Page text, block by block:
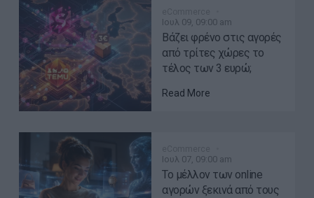
Ιουλ 09, 09:00 am
Βάζει φρένο στις αγορές
από τρίτες χώρες το
τέλος των 3 ευρώ;
Read More
Ιουλ 07, 09:00 am
Το μέλλον των online
αγορών ξεκινά από τους